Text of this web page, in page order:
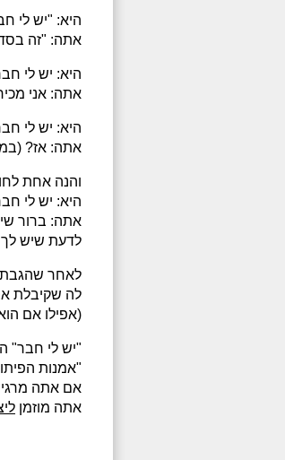
היא: "יש לי
אתה: "זה
היא: יש לי
אתה: אני
היא: יש לי
אתה: אז?
והנה אחת
היא: יש לי
אתה: ברור
לדעת שיש לך
לאחר שהגבת
לה שקיבלת
(אפילו אם הוא
"יש לי חבר"
"אמנות
אם אתה
אתה מוזמן